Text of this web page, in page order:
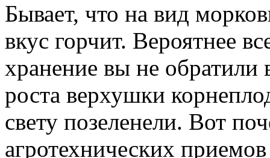
Бывает, что на вид
вкус горчит. Вероятнее
хранение вы не обратили
роста верхушки
свету позеленели. Вот
агротехнических